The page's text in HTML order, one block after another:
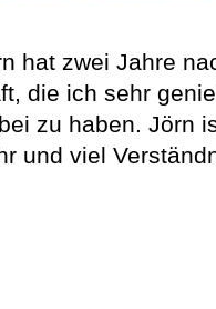
hat zwei Jahre
die ich sehr
zu haben. Jörn
und viel